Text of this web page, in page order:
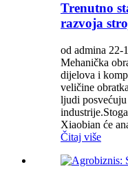
Trenutno
razvoja
od admina 22-
Mehanička
dijelova i
veličine
ljudi
Xiaobian će
Čitaj više